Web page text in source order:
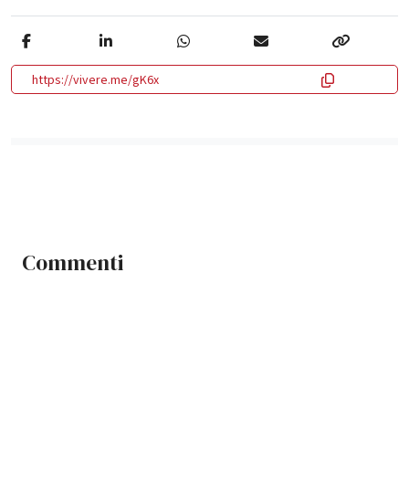
https://vivere.me/gK6x
Commenti